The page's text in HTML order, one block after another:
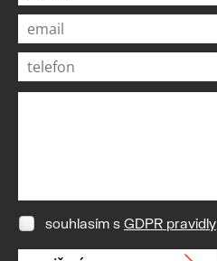
souhlasím s GDPR pravidly